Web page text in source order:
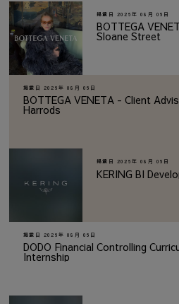
掲載日 2026年 08月 06日
BOTTEGA
Sloane Street
掲載日 2026年 08月 06日
BOTTEGA VENETA - Client
Harrods
掲載日 2026年 08月 06日
KERING BI
掲載日 2026年 08月 06日
DODO Financial Controlling
Internship